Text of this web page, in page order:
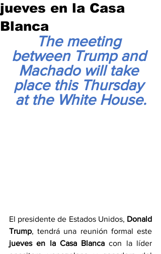
jueves en la Casa
Blanca
The meeting
between Trump and
Machado will take
place this Thursday
at the White House.
El presidente de Estados Unidos, Donald
Trump
jueves en la Casa Blanca con la líder